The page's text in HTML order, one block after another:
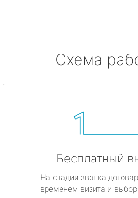
Схема
Бесплатный
На стадии звонка
временем визита и